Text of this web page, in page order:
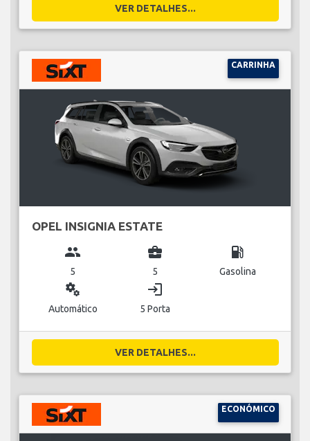
VER DETALHES...
CARRINHA
OPEL INSIGNIA ESTATE
group
5
business_center
5
local_gas_station
Gasolina
miscellaneous_services
Automático
login
5 Porta
VER DETALHES...
ECONÓMICO